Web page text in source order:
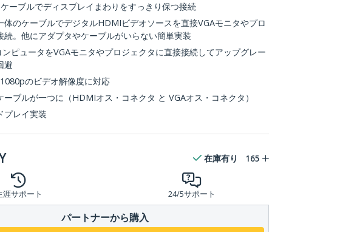
ーブルでディスプレイまわりをすっきり保つ接続
体のケーブルでデジタルHDMIビデオソースを直接VGAモニタやプロ
続。他にアダプタやケーブルがいらない簡単実装
ピュータをVGAモニタやプロジェクタに直接接続してアップグレー
避
のビデオ解像度に対応
ーブルが一つに（HDMIオス・コネクタ と VGAオス・コネクタ）
プレイ実装
在庫有り 165
涯サポート 24/5サポート
パートナーから購入